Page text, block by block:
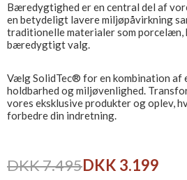
Bæredygtighed er en central del af
en betydeligt lavere miljøpåvirkning
traditionelle materialer som
bæredygtigt valg.
Vælg SolidTec® for en kombination af
holdbarhed og miljøvenlighed.
vores eksklusive produkter og oplev,
forbedre din indretning.
DKK 7.495DKK 3.199